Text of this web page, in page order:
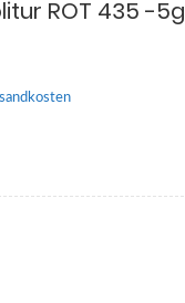
ROT 435 -5g